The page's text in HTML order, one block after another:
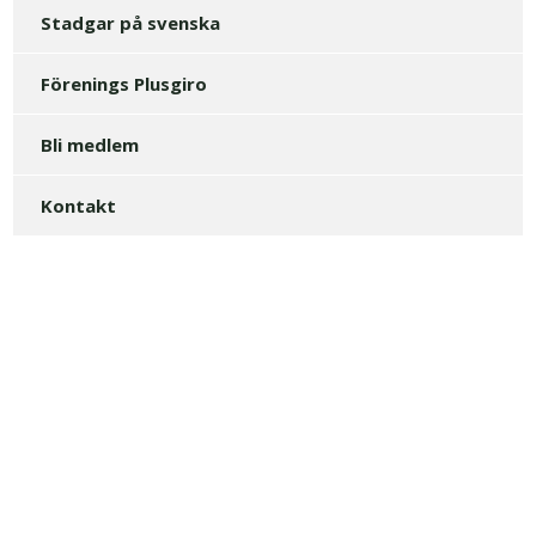
Stadgar på svenska
Förenings Plusgiro
Bli medlem
Kontakt